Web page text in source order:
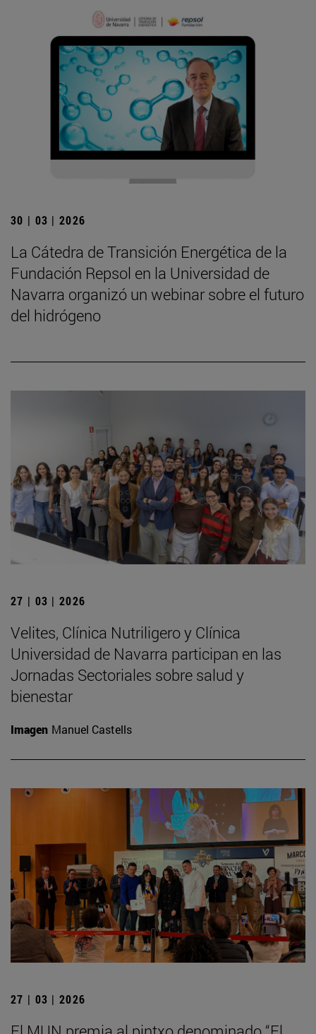
30 | 03 | 2026
La Cátedra de Transición Energética de la
Fundación Repsol en la Universidad de
Navarra organizó un webinar sobre el futuro
del hidrógeno
27 | 03 | 2026
Velites, Clínica Nutriligero y Clínica
Universidad de Navarra participan en las
Jornadas Sectoriales sobre salud y
bienestar
Imagen Manuel Castells
27 | 03 | 2026